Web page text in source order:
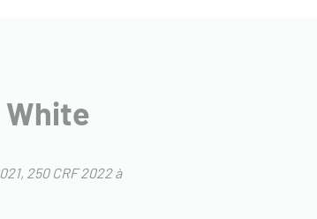
White
250 CRF 2022 à